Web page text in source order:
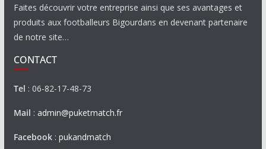
Faites découvrir votre entreprise ainsi que ses avantages et
produits aux footballeurs Bigourdans en devenant partenaire
de notre site…
CONTACT
Tel : 06-82-17-48-73
Mail : admin@puketmatch.fr
Facebook: pukandmatch